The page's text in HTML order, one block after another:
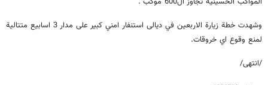
وشهدت خطة زيارة الاربعين في ديالى استنفار امني كبير على مدار 3 اسابيع متتالية
لمنع وقوع اي خروقات.
/انتهى/